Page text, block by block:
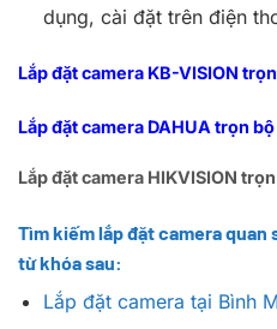
dụng, cài đặt trên điện
Lắp đặt camera KB-VISION
Lắp đặt camera DAHUA trọn
Lắp đặt camera HIKVISION
Tìm kiếm lắp đặt camera quan
từ khóa sau:
Lắp đặt camera tại Bình